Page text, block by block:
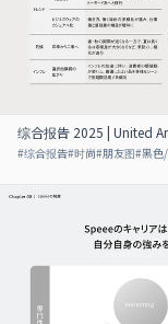
综合报告 2025 | United
#综合报告#时尚#朋友图#黑色